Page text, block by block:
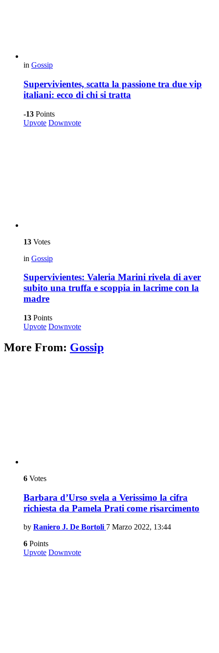
in Gossip
Supervivientes, scatta la passione tra due vip
italiani: ecco di chi si tratta
-13 Points
Upvote Downvote
13 Votes
in Gossip
Supervivientes: Valeria Marini rivela di aver
subito una truffa e scoppia in lacrime con la
madre
13 Points
Upvote Downvote
More From: Gossip
6 Votes
Barbara d’Urso svela a Verissimo la cifra
richiesta da Pamela Prati come risarcimento
by Raniero J. De Bortoli 7 Marzo 2022, 13:44
6 Points
Upvote Downvote